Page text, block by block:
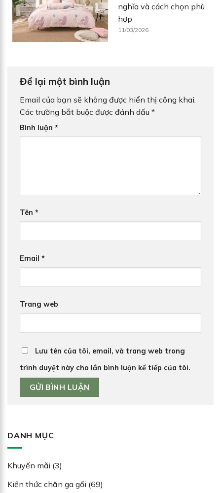
nghĩa và cách chọn phù
hợp
11/03/2026
Để lại một bình luận
Email của bạn sẽ không được hiển thị công khai.
Các trường bắt buộc được đánh dấu *
Bình luận *
Tên *
Email *
Trang web
Lưu tên của tôi, email, và trang web trong
trình duyệt này cho lần bình luận kế tiếp của tôi.
DANH MỤC
Khuyến mãi (3)
Kiến thức chăn ga gối (69)